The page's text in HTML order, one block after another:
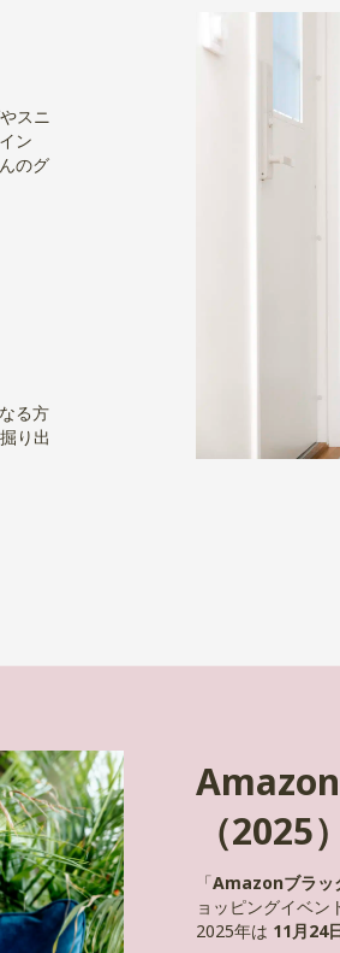
スニ
ン
のグ
る方
り出
（2025）
「Amazonブラッ
ョッピングイベン
2025年は 11月24